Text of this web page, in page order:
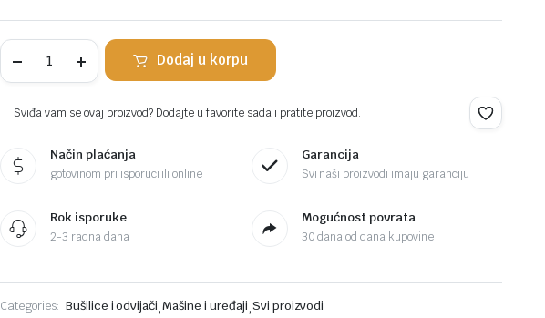
Scheppach
aku
bušilica
Brushless
IXES
Dodaj u korpu
Sviđa vam se ovaj proizvod? Dodajte u favorite sada i pratite proizvod.
Način plaćanja
gotovinom pri isporuci ili online
Garancija
Svi naši proizvodi imaju garanciju
Rok isporuke
2-3 radna dana
Mogućnost povrata
30 dana od dana kupovine
Categories: Bušilice i odvijači,Mašine i uređaji,Svi proizvodi